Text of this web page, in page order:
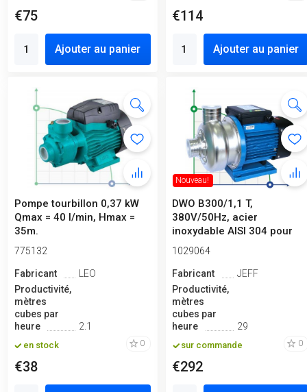
€75
Ajouter au panier
€114
Ajouter au panier
Pompe tourbillon 0,37 kW
Qmax = 40 l/min, Hmax =
35m.
775132
Fabricant
LEO
Productivité,
mètres
cubes par
heure
2.1
en stock 0
€38
Nouveau!
DWO B300/1,1 T,
380V/50Hz, acier
inoxydable AISI 304 pour
l'eau
1029064
Fabricant
JEFF
Productivité,
mètres
cubes par
heure
29
sur commande 0
€292